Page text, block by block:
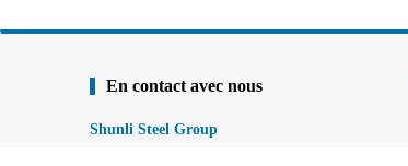
En contact avec nous
Shunli Steel Group